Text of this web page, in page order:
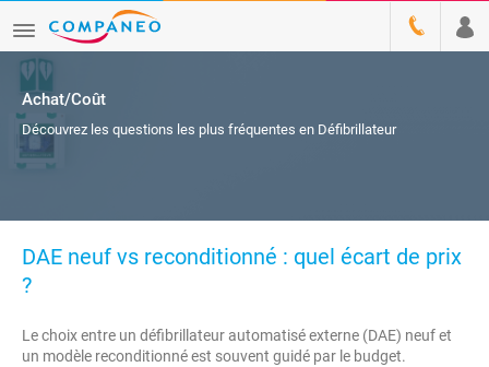
Achat/Coût
Découvrez les questions les plus fréquentes en Défibrillateur
DAE neuf vs reconditionné : quel écart de prix
?
Le choix entre un défibrillateur automatisé externe (DAE) neuf et
un modèle reconditionné est souvent guidé par le budget.